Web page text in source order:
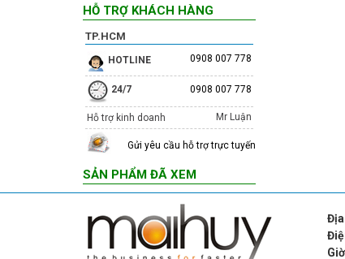
HỖ TRỢ KHÁCH HÀNG
TP.HCM
HOTLINE 0908 007 778
24/7 0908 007 778
Hỗ trợ kinh doanh Mr Luận
Gửi yêu cầu hỗ trợ trực tuyến
SẢN PHẨM ĐÃ XEM